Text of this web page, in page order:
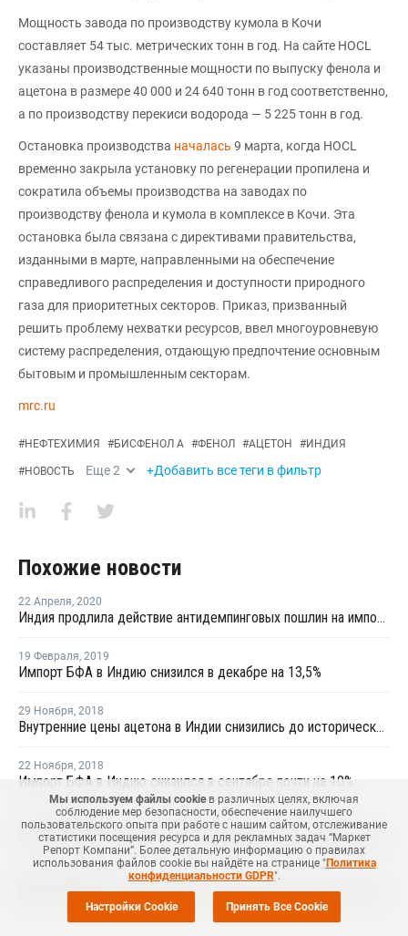
Мощность завода по производству кумола в Кочи
составляет 54 тыс. метрических тонн в год. На сайте HOCL
указаны производственные мощности по выпуску фенола и
ацетона в размере 40 000 и 24 640 тонн в год соответственно,
а по производству перекиси водорода — 5 225 тонн в год.
Остановка производства началась 9 марта, когда HOCL
временно закрыла установку по регенерации пропилена и
сократила объемы производства на заводах по
производству фенола и кумола в комплексе в Кочи. Эта
остановка была связана с директивами правительства,
изданными в марте, направленными на обеспечение
справедливого распределения и доступности природного
газа для приоритетных секторов. Приказ, призванный
решить проблему нехватки ресурсов, ввел многоуровневую
систему распределения, отдающую предпочтение основным
бытовым и промышленным секторам.
mrc.ru
#НЕФТЕХИМИЯ #БИСФЕНОЛ А #ФЕНОЛ #АЦЕТОН #ИНДИЯ
#НОВОСТЬ Еще2 +Добавить все теги в фильтр
Похожие новости
22 Апреля, 2020
Индия продлила действие антидемпинговых пошлин на импорт ацетона из трех стран
19 Февраля, 2019
Импорт БФА в Индию снизился в декабре на 13,5%
29 Ноября, 2018
Внутренние цены ацетона в Индии снизились до исторического минимума
22 Ноября, 2018
Импорт БФА в Индию снизился в сентябре почти на 10%
22 Ноября,2018
Импорт БФА в Индию вырос в августе более чем наполовину
Мы используем файлы cookieв различных целях, включая
соблюдение мер безопасности, обеспечение наилучшего
пользовательского опыта при работе с нашим сайтом, отслеживание
статистики посещения ресурса и для рекламных задач “Маркет
Репорт Компани”. Более детальную информацию о правилах
использования файлов cookie вы найдёте на странице "Политика
конфиденциальности GDPR".
Настройки Cookie Принять Все Cookie